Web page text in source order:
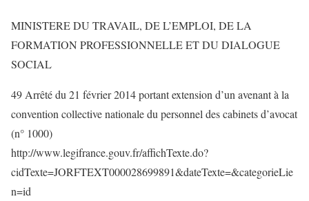
MINISTERE DU TRAVAIL, DE L’EMPLOI, DE LA
FORMATION PROFESSIONNELLE ET DU DIALOGUE
SOCIAL
49 Arrêté du 21 février 2014 portant extension d’un avenant à la
convention collective nationale du personnel des cabinets d’avocat
(n° 1000)
http://www.legifrance.gouv.fr/affichTexte.do?
cidTexte=JORFTEXT000028699891&dateTexte=&categorieLie
n=id